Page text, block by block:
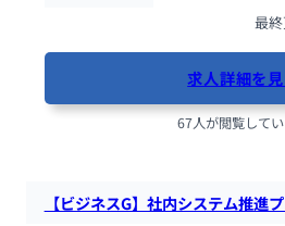
最
求人詳細を
67人が閲覧して
【ビジネスG】社内システム推進